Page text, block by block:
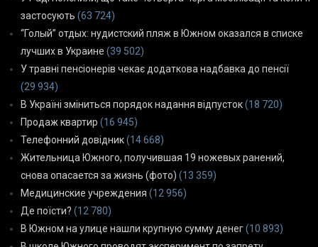
застосують (63 724)
“Голый” отдых: нудистский пляж в Южном оказался в списке
лучших в Украине (39 502)
У травні пенсіонерів чекає додаткова надбавка до пенсії
(29 934)
В Україні зміниться порядок надання відпусток(18 720)
Продаж квартир (16 945)
Телефонний довідник(14 668)
Жительница Южного, получившая 19 ножевых ранений,
снова опасается за жизнь (фото) (13 359)
Медицинские учреждения (12 956)
Де поїсти? (12 780)
В Южном на улице нашли крупную сумму денег(10 893)